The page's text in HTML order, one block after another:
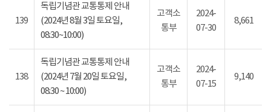
139
독립기념관 교통통제 안내
(2024년 8월 3일 토요일,
08:30~10:00)
고객소
통부
2024-
07-30
8,661
138
독립기념관 교통통제 안내
(2024년 7월 20일 토요일,
08:30 ~ 10:00)
고객소
통부
2024-
07-15
9,140